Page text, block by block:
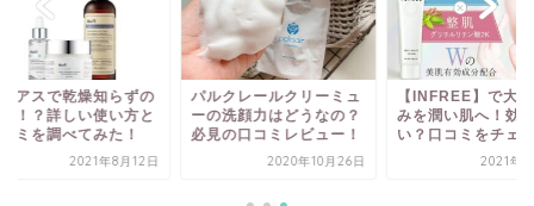
アスで乾燥知らずの
！？詳しい使い方と
ミを調べてみた！
2021年8月12日
パルクレールクリーミュ
ーの洗顔力はどうなの？
必見の口コミレビュー！
2020年10月26日
【INFREE】で大人
みを潤い肌へ！効果
い？口コミをチェッ
2021年4